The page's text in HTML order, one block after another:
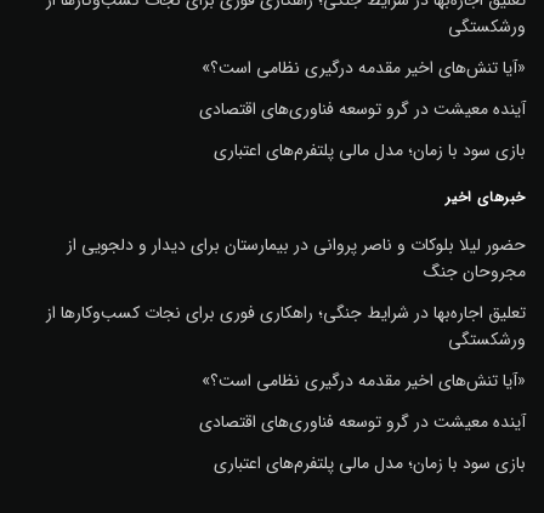
ورشکستگی
«آیا تنش‌های اخیر مقدمه درگیری نظامی است؟»
آینده معیشت در گرو توسعه فناوری‌های اقتصادی
بازی سود با زمان؛ مدل مالی پلتفرم‌های اعتباری
خبرهای اخیر
حضور لیلا بلوکات و ناصر پروانی در بیمارستان برای دیدار و دلجویی از
مجروحان جنگ
تعلیق اجاره‌بها در شرایط جنگی؛ راهکاری فوری برای نجات کسب‌وکارها از
ورشکستگی
«آیا تنش‌های اخیر مقدمه درگیری نظامی است؟»
آینده معیشت در گرو توسعه فناوری‌های اقتصادی
بازی سود با زمان؛ مدل مالی پلتفرم‌های اعتباری